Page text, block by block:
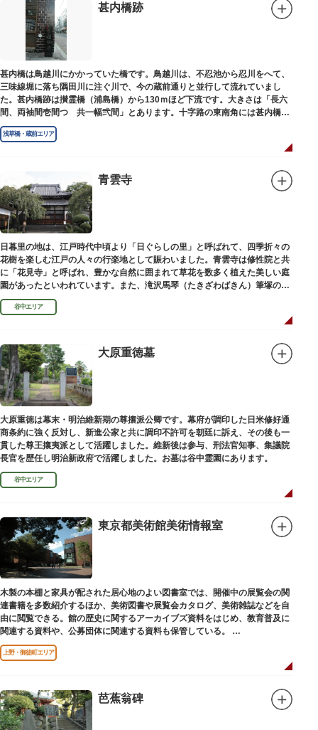
甚内橋跡
甚内橋は鳥越川にかかっていた橋です。鳥越川は、不忍池から忍川をへて、
三味線堀に落ち隅田川に注ぐ川で、今の蔵前通りと並行して流れていまし
た。甚内橋跡は攅霊橋（浦島橋）から130ｍほど下流です。大きさは「長六
間、両袖間壱間つゞ共一幅弐間」とあります。十字路の東南角には甚内橋跡
の石碑があります。
浅草橋・蔵前エリア
青雲寺
日暮里の地は、江戸時代中頃より「日ぐらしの里」と呼ばれて、四季折々の
花樹を楽しむ江戸の人々の行楽地として賑わいました。青雲寺は修性院と共
に「花見寺」と呼ばれ、豊かな自然に囲まれて草花を数多く植えた美しい庭
園があったといわれています。また、滝沢馬琴（たきざわばきん）筆塚の碑
があります。
谷中エリア
大原重徳墓
大原重徳は幕末・明治維新期の尊攘派公卿です。幕府が調印した日米修好通
商条約に強く反対し、新進公家と共に調印不許可を朝廷に訴え、その後も一
貫した尊王攘夷派として活躍しました。維新後は参与、刑法官知事、集議院
長官を歴任し明治新政府で活躍しました。お墓は谷中霊園にあります。
谷中エリア
東京都美術館美術情報室
木製の本棚と家具が配された居心地のよい図書室では、開催中の展覧会の関
連書籍を多数紹介するほか、美術図書や展覧会カタログ、美術雑誌などを自
由に閲覧できる。館の歴史に関するアーカイブズ資料をはじめ、教育普及に
関連する資料や、公募団体に関連する資料も保管している。
（画像提供：東京都美術館）
上野・御徒町エリア
芭蕉翁碑